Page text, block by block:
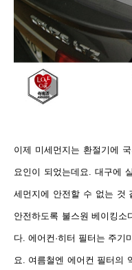
이제 미세먼지는 환절기에
요인이 되었는데요. 대구에
세먼지에 안전할 수 없는 것
안전하도록 불스원 베이킹소
다. 에어컨·히터 필터는 주기
요. 여름철엔 에어컨 필터의